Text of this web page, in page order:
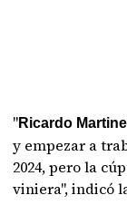
"Ricardo
y empezar a
2024, pero la
viniera", indicó